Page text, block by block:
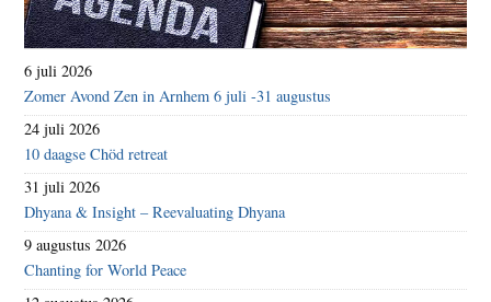
6 juli 2026
Zomer Avond Zen in Arnhem 6 juli -31 augustus
24 juli 2026
10 daagse Chöd retreat
31 juli 2026
Dhyana & Insight – Reevaluating Dhyana
9 augustus 2026
Chanting for World Peace